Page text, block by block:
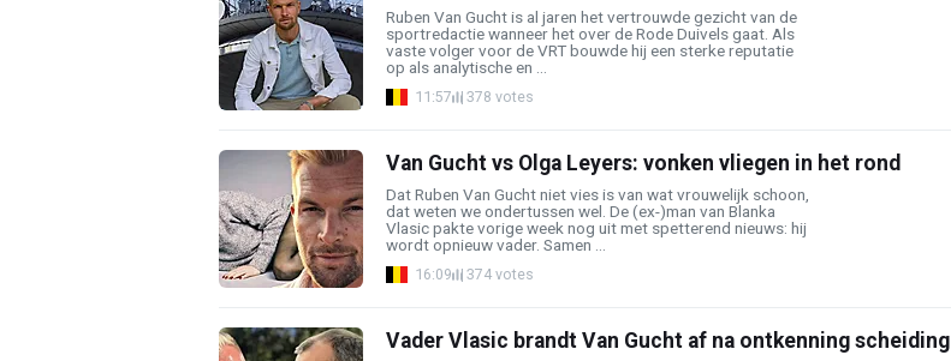
Ruben Van Gucht is al jaren het vertrouwde gezicht van de
sportredactie wanneer het over de Rode Duivels gaat. Als
vaste volger voor de VRT bouwde hij een sterke reputatie
op als analytische en ...
11:57 378 votes
Van Gucht vs Olga Leyers: vonken vliegen in het rond
Dat Ruben Van Gucht niet vies is van wat vrouwelijk schoon,
dat weten we ondertussen wel. De (ex-)man van Blanka
Vlasic pakte vorige week nog uit met spetterend nieuws: hij
wordt opnieuw vader. Samen ...
16:09 374 votes
Vader Vlasic brandt Van Gucht af na ontkenning scheiding